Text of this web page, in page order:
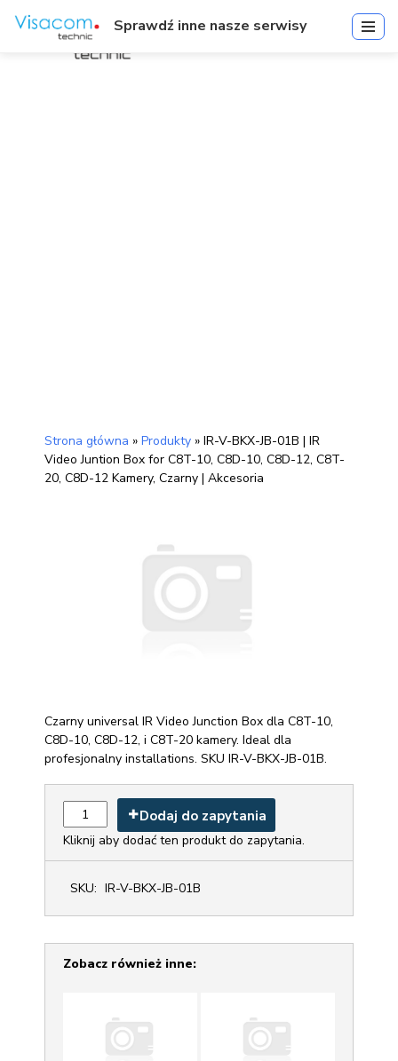
Strona główna » Produkty » IR-V-BKX-JB-01B | IR
Video Juntion Box for C8T-10, C8D-10, C8D-12, C8T-
20, C8D-12 Kamery, Czarny | Akcesoria
Czarny universal IR Video Junction Box dla C8T-10,
C8D-10, C8D-12, i C8T-20 kamery. Ideal dla
profesjonalny installations. SKU IR-V-BKX-JB-01B.
Dodaj do zapytania
Kliknij aby dodać ten produkt do zapytania.
SKU: IR-V-BKX-JB-01B
Zobacz również inne:
Sprawdź inne nasze serwisy